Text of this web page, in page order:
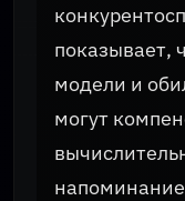
показывает,
модели и
могут